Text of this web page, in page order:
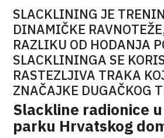
SLACKLINING JE
DINAMIČKE
RAZLIKU OD HODANJA
SLACKLININGA SE
RASTEZLJIVA TRAKA
ZNAČAJKE DUGAČKOG
Slackline radionice
parku Hrvatskog